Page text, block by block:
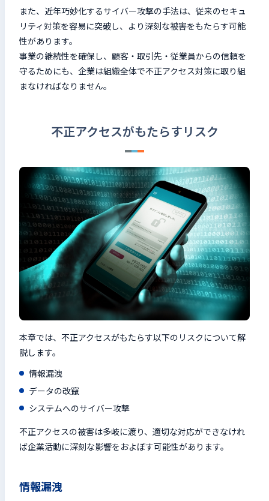
また、近年巧妙化するサイバー攻撃の手法は、従来のセキュ
リティ対策を容易に突破し、より深刻な被害をもたらす可能
性があります。
事業の継続性を確保し、顧客・取引先・従業員からの信頼を
守るためにも、企業は組織全体で不正アクセス対策に取り組
まなければなりません。
不正アクセスがもたらすリスク
本章では、不正アクセスがもたらす以下のリスクについて解
説します。
情報漏洩
データの改竄
システムへのサイバー攻撃
不正アクセスの被害は多岐に渡り、適切な対応ができなけれ
ば企業活動に深刻な影響をおよぼす可能性があります。
情報漏洩